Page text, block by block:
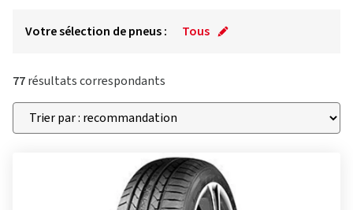
Votre sélection de pneus : Tous
77résultats correspondants